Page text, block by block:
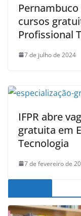
Pernambuco
cursos
Profissional
7 de julho de 2024
IFPR abre
gratuita em
Tecnologia
7 de fevereiro de